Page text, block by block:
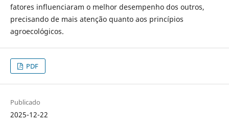
fatores influenciaram o melhor desempenho dos outros,
precisando de mais atenção quanto aos princípios
agroecológicos.
PDF
Publicado
2025-12-22